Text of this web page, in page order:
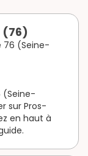
(76)
76 (Seine-
(Seine-
sur Pros-
en haut à